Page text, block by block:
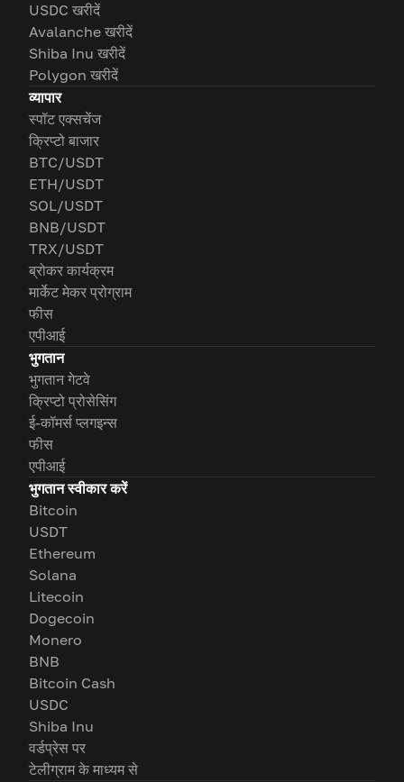
USDC खरीदें
Avalanche खरीदें
Shiba Inu खरीदें
Polygon खरीदें
व्यापार
स्पॉट एक्सचेंज
क्रिप्टो बाजार
BTC/USDT
ETH/USDT
SOL/USDT
BNB/USDT
TRX/USDT
ब्रोकर कार्यक्रम
मार्केट मेकर प्रोग्राम
फीस
एपीआई
भुगतान
भुगतान गेटवे
क्रिप्टो प्रोसेसिंग
ई-कॉमर्स प्लगइन्स
फीस
एपीआई
भुगतान स्वीकार करें
Bitcoin
USDT
Ethereum
Solana
Litecoin
Dogecoin
Monero
BNB
Bitcoin Cash
USDC
Shiba Inu
वर्डप्रेस पर
टेलीग्राम के माध्यम से